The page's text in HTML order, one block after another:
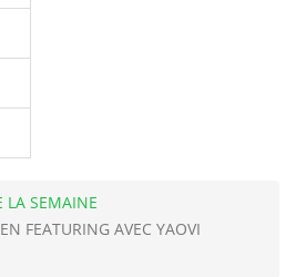
LA SEMAINE
FEATURING AVEC YAOVI